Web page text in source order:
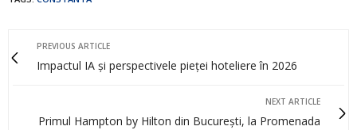
PREVIOUS ARTICLE
Impactul IA și perspectivele pieței hoteliere în 2026
NEXT ARTICLE
Primul Hampton by Hilton din București, la Promenada